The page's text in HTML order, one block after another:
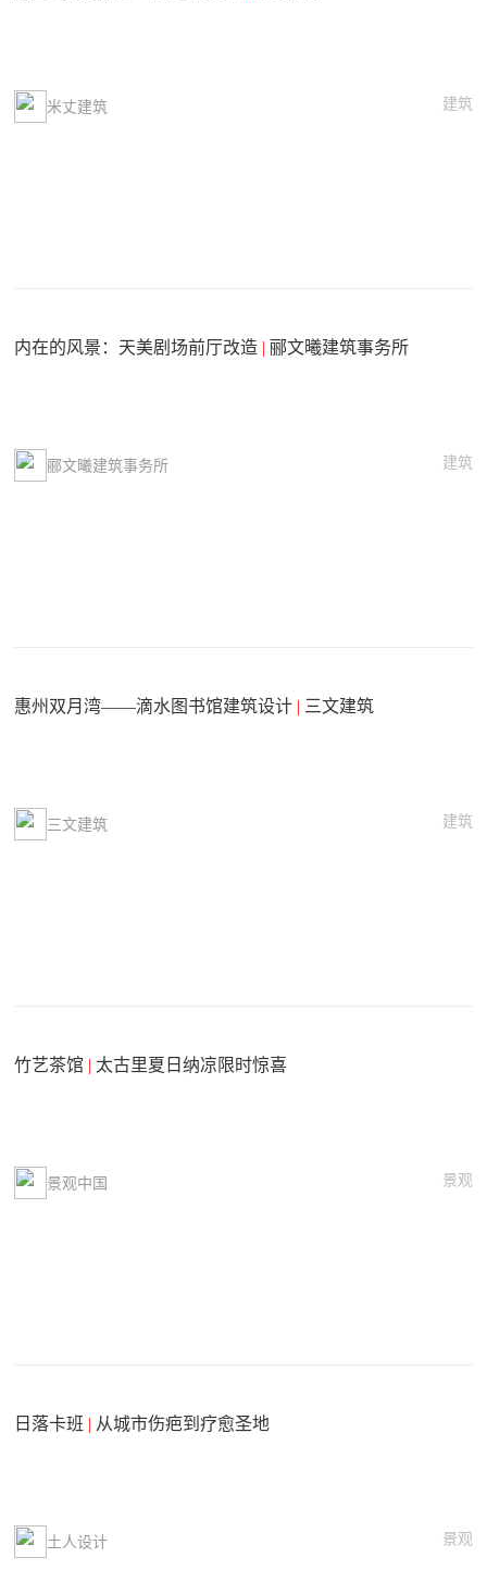
米丈建筑 建筑
内在的风景：天美剧场前厅改造 | 郦文曦建筑事务所
郦文曦建筑事务所 建筑
惠州双月湾——滴水图书馆建筑设计 | 三文建筑
三文建筑 建筑
竹艺茶馆 | 太古里夏日纳凉限时惊喜
景观中国 景观
日落卡班 | 从城市伤疤到疗愈圣地
土人设计 景观